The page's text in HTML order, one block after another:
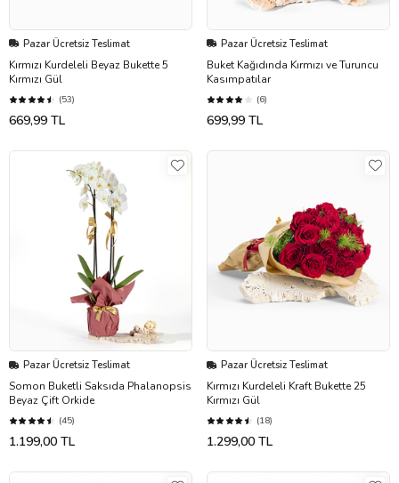
Pazar Ücretsiz Teslimat
Kırmızı Kurdeleli Beyaz Bukette 5
Kırmızı Gül
(53)
669,99 TL
Pazar Ücretsiz Teslimat
Buket Kağıdında Kırmızı ve Turuncu
Kasımpatılar
(6)
699,99 TL
Pazar Ücretsiz Teslimat
Somon Buketli Saksıda Phalanopsis
Beyaz Çift Orkide
(45)
1.199,00 TL
Pazar Ücretsiz Teslimat
Kırmızı Kurdeleli Kraft Bukette 25
Kırmızı Gül
(18)
1.299,00 TL